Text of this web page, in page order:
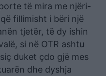
të mira me njëri-
fillimisht i bëri një
tjetër, të dy ishin
si në OTR ashtu
duket çdo gjë mes
dhe dyshja